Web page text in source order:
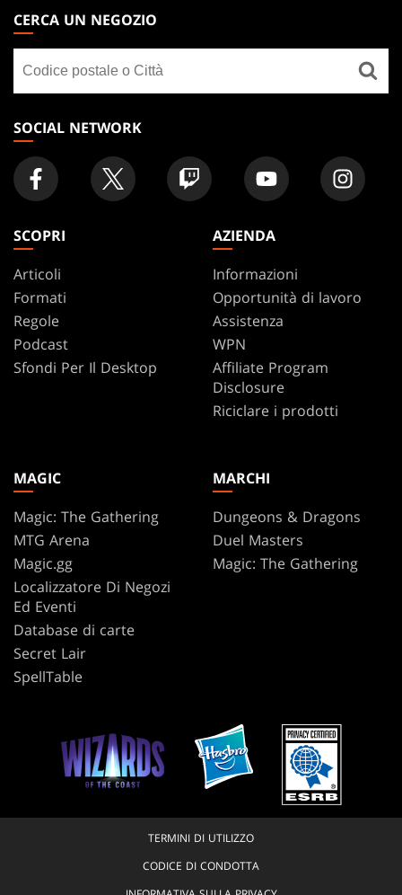
THE
GATHERING
FOOTER
CERCA UN NEGOZIO
un
negozio
SOCIAL NETWORK
SCOPRI
Articoli
Formati
Regole
Podcast
Sfondi Per Il Desktop
AZIENDA
Informazioni
Opportunità di lavoro
Assistenza
WPN
Affiliate Program
Disclosure
Riciclare i prodotti
MAGIC
Magic: The Gathering
MTG Arena
Magic.gg
Localizzatore Di Negozi
Ed Eventi
Database di carte
Secret Lair
SpellTable
MARCHI
Dungeons & Dragons
Duel Masters
Magic: The Gathering
TERMINI DI UTILIZZO
CODICE DI CONDOTTA